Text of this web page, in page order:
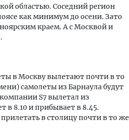
областью. Соседний регион
как минимум до осени. Зато
краем. А с Москвой и
в Москву вылетают почти в то
самолеты из Барнаула будут
S7 вылетал из
в 8.10 и прибывает в 8.45.
в столицу почти в то же